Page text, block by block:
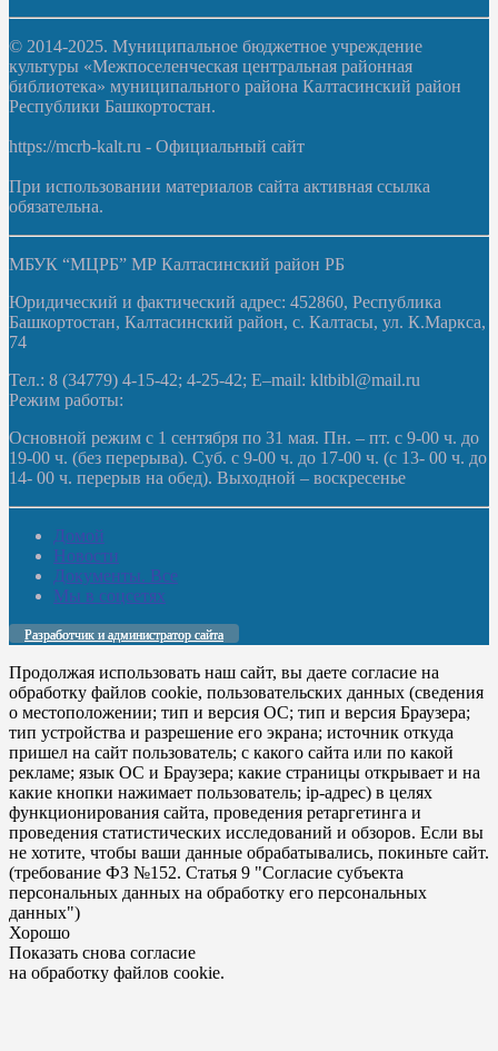
© 2014-2025. Муниципальное бюджетное учреждение
культуры «Межпоселенческая центральная районная
библиотека» муниципального района Калтасинский район
Республики Башкортостан.
https://mcrb-kalt.ru - Официальный сайт
При использовании материалов сайта активная ссылка
обязательна.
МБУК “МЦРБ” МР Калтасинский район РБ
Юридический и фактический адрес: 452860, Республика
Башкортостан, Калтасинский район, с. Калтасы, ул. К.Маркса,
74
Тел.: 8 (34779) 4-15-42; 4-25-42; E–mail: kltbibl@mail.ru
Режим работы:
Основной режим с 1 сентября по 31 мая. Пн. – пт. с 9-00 ч. до
19-00 ч. (без перерыва). Суб. с 9-00 ч. до 17-00 ч. (с 13- 00 ч. до
14- 00 ч. перерыв на обед). Выходной – воскресенье
Домой
Новости
Документы. Все
Мы в соцсетях
Разработчик и администратор сайта
Продолжая использовать наш сайт, вы даете согласие на
обработку файлов cookie, пользовательских данных (сведения
о местоположении; тип и версия ОС; тип и версия Браузера;
тип устройства и разрешение его экрана; источник откуда
пришел на сайт пользователь; с какого сайта или по какой
рекламе; язык ОС и Браузера; какие страницы открывает и на
какие кнопки нажимает пользователь; ip-адрес) в целях
функционирования сайта, проведения ретаргетинга и
проведения статистических исследований и обзоров. Если вы
не хотите, чтобы ваши данные обрабатывались, покиньте сайт.
(требование ФЗ №152. Статья 9 "Согласие субъекта
персональных данных на обработку его персональных
данных")
Хорошо
Показать снова согласие
на обработку файлов cookie.